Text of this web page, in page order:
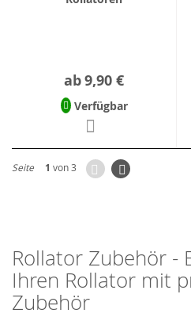
ab9,90 €
Verfügbar
Seite 1 von 3 ZurückSeite
Weiter
Rollator Zubehör -
Ihren Rollator mit
Zubehör